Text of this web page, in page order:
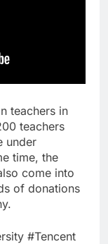
teachers in
teachers
under
time, the
come into
of donations
#Tencent​